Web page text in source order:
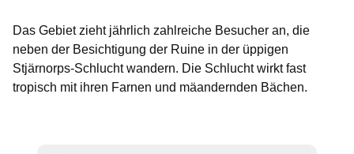
Das Gebiet zieht jährlich zahlreiche Besucher an, die
neben der Besichtigung der Ruine in der üppigen
Stjärnorps-Schlucht wandern. Die Schlucht wirkt fast
tropisch mit ihren Farnen und mäandernden Bächen.